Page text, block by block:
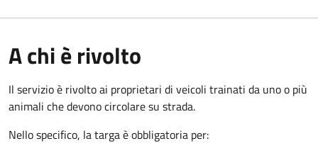
A chi è rivolto
Il servizio è rivolto ai proprietari di veicoli trainati da uno o più
animali che devono circolare su strada.
Nello specifico, la targa è obbligatoria per: